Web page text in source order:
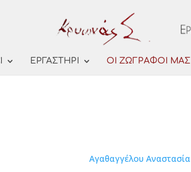
ΕΡΓΑΣΤΗΡΙ ΟΙ ΖΩΓΡΑΦΟΙ ΜΑΣ
Αγαθαγγέλου Αναστασία